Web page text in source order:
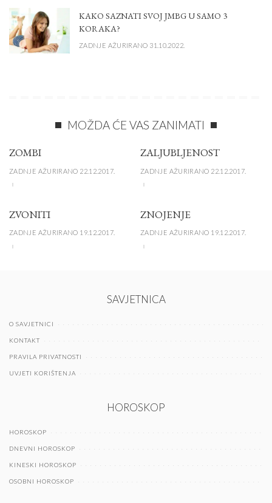
KAKO SAZNATI SVOJ JMBG U SAMO 3
KORAKA?
ZADNJE AŽURIRANO 31.10.2022.
MOŽDA ĆE VAS ZANIMATI
ZOMBI
ZADNJE AŽURIRANO 22.12.2017.
ZALJUBLJENOST
ZADNJE AŽURIRANO 22.12.2017.
ZVONITI
ZADNJE AŽURIRANO 19.12.2017.
ZNOJENJE
ZADNJE AŽURIRANO 19.12.2017.
SAVJETNICA
O SAVJETNICI
KONTAKT
PRAVILA PRIVATNOSTI
UVJETI KORIŠTENJA
HOROSKOP
HOROSKOP
DNEVNI HOROSKOP
KINESKI HOROSKOP
OSOBNI HOROSKOP